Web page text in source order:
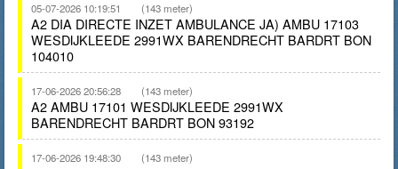
05-07-2026 10:19:51 (143 meter)
A2 DIA DIRECTE INZET AMBULANCE JA) AMBU 17103
WESDIJKLEEDE 2991WX BARENDRECHT BARDRT BON
104010
17-06-2026 20:56:28 (143 meter)
A2 AMBU 17101 WESDIJKLEEDE 2991WX
BARENDRECHT BARDRT BON 93192
17-06-2026 19:48:30 (143 meter)